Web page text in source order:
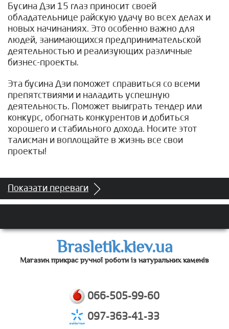
Бусина Дзи 15 глаз приносит своей
обладательнице райскую удачу во всех делах и
новых начинаниях. Это особенно важно для
людей, занимающихся предпринимательской
деятельностью и реализующих различные
бизнес-проекты.
Эта бусина Дзи поможет справиться со всеми
препятствиями и наладить успешную
деятельность. Поможет выиграть тендер или
конкурс, обогнать конкурентов и добиться
хорошего и стабильного дохода. Носите этот
талисман и воплощайте в жизнь все свои
проекты!
Показати переваги
Brasletik.kiev.ua
Магазин прикрас ручної роботи із натуральних каменів
066-505-99-60
097-363-41-33